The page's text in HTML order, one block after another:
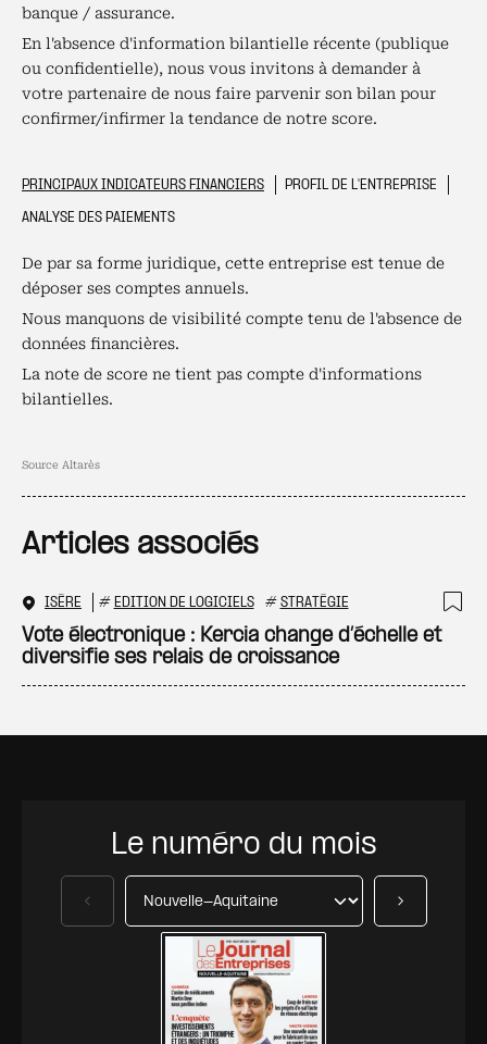
banque / assurance.
En l'absence d'information bilantielle récente (publique
ou confidentielle), nous vous invitons à demander à
votre partenaire de nous faire parvenir son bilan pour
confirmer/infirmer la tendance de notre score.
PRINCIPAUX INDICATEURS FINANCIERS
PROFIL DE L'ENTREPRISE
ANALYSE DES PAIEMENTS
De par sa forme juridique, cette entreprise est tenue de
déposer ses comptes annuels.
Nous manquons de visibilité compte tenu de l'absence de
données financières.
La note de score ne tient pas compte d'informations
bilantielles.
Source Altarès
Articles associés
ISÈRE # EDITION DE LOGICIELS # STRATÉGIE
Vote électronique : Kercia change d’échelle et
diversifie ses relais de croissance
Le numéro du mois
Précédent Suivant